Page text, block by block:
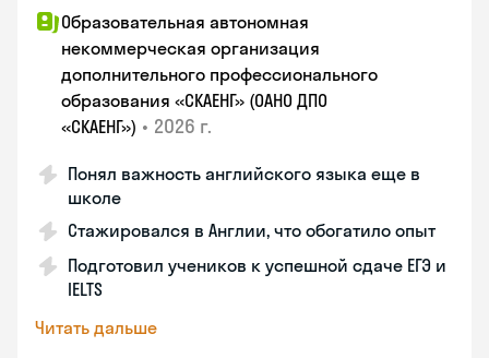
Образовательная автономная
некоммерческая организация
дополнительного профессионального
образования «СКАЕНГ» (ОАНО ДПО
«СКАЕНГ») • 2026 г.
Понял важность английского языка еще в
школе
Стажировался в Англии, что обогатило опыт
Подготовил учеников к успешной сдаче ЕГЭ и
IELTS
Читать дальше